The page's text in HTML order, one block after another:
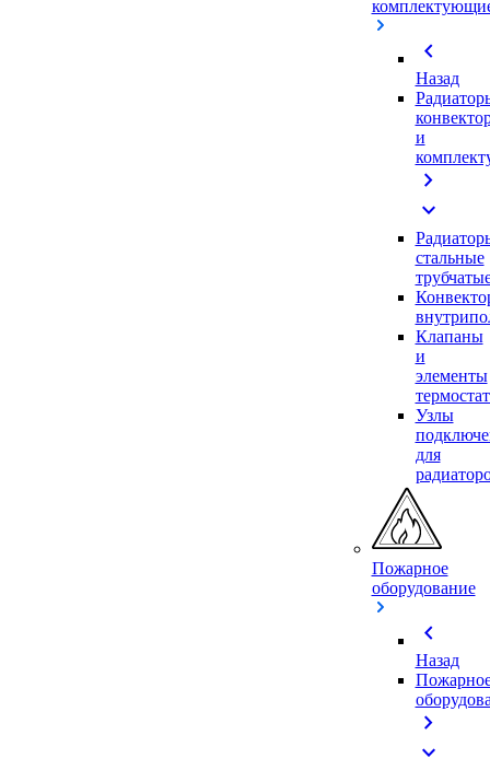
chevron_left
Назад
и
chevron_right
expand_more
стальные
Клапаны
и
элементы
Узлы
для
Пожарное
оборудование
chevron_left
Назад
chevron_right
expand_more